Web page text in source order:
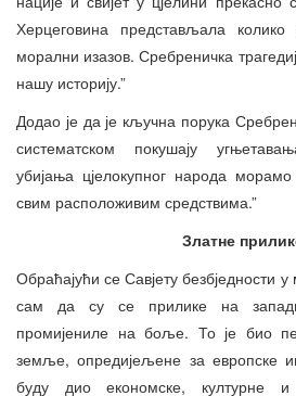
Херцеговина представљала
морални изазов. Сребреничка
нашу историју.”
Додао је да је кључна порука
систематском покушају
убијања цјелокупног народа морамо
свим расположивим средствима.”
Златне
Обраћајући се Савјету безбједности
сам да су се прилике на
промијениле на боље. То је био
земље, опредијељене за европске
буду дио економске, културне и